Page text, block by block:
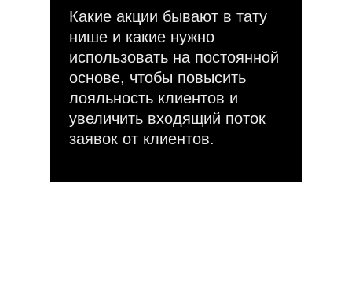
Какие акции бывают в тату
нише и какие нужно
использовать на постоянной
основе, чтобы повысить
лояльность клиентов и
увеличить входящий поток
заявок от клиентов.